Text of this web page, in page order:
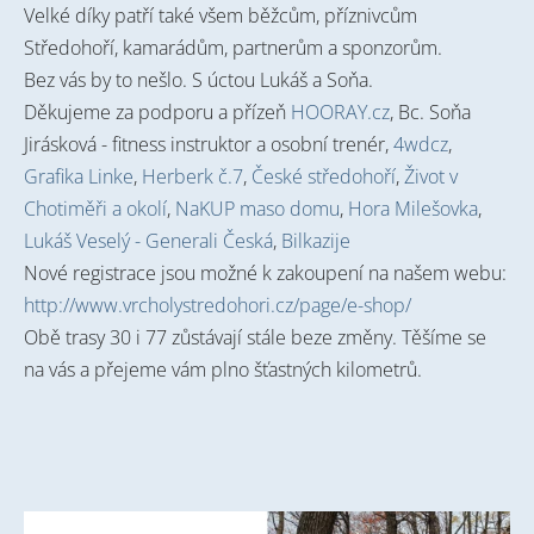
Velké díky patří také všem běžcům, příznivcům
Středohoří, kamarádům, partnerům a sponzorům.
Bez vás by to nešlo. S úctou Lukáš a Soňa.
Děkujeme za podporu a přízeň HOORAY.cz, Bc. Soňa
Jirásková - fitness instruktor a osobní trenér,4wdcz,
Grafika Linke, Herberk č.7, České středohoří,Život v
Chotiměři a okolí, NaKUP maso domu, Hora Milešovka,
Lukáš Veselý - Generali Česká, Bilkazije
Nové registrace jsou možné k zakoupení na našem webu:
http://www.vrcholystredohori.cz/page/e-shop/
Obě trasy 30 i 77 zůstávají stále beze změny. Těšíme se
na vás a přejeme vám plno šťastných kilometrů.